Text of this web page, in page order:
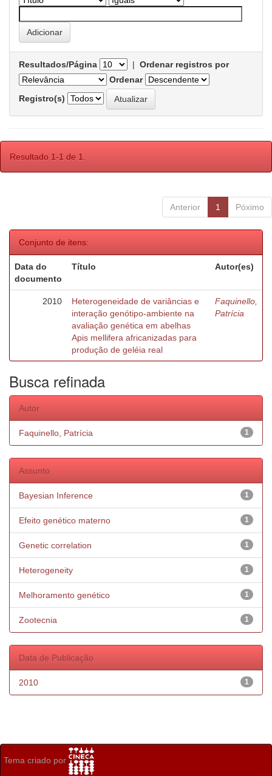
Resultados/Página | Ordenar registros por
Ordenar
Registro(s)
Resultado 1-1 de 1.
Anterior 1 Póximo
Conjunto de itens:
Data do
documento
Título Autor(es)
2010
Heterogeneidade de variâncias e
interação genótipo-ambiente na
avaliação genética em abelhas
Apis mellifera africanizadas para
produção de geléia real
Faquinello,
Patrícia
Busca refinada
Autor
1
Faquinello, Patrícia
Assunto
1
Bayesian Inference
1
Efeito genético materno
1
Genetic correlation
1
Heterogeneity
1
Melhoramento genético
1
Zootecnia
Data de Publicação
1
2010
Tema criado por